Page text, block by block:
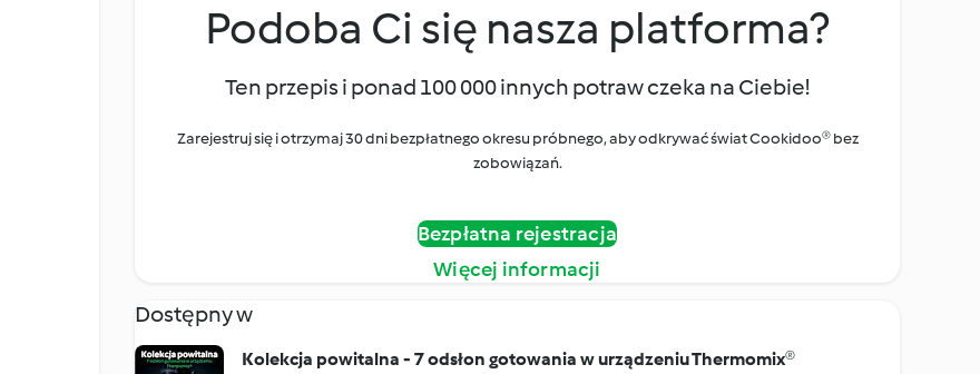
Podoba Ci się nasza platforma?
Ten przepis i ponad 100 000 innych potraw czeka na Ciebie!
Zarejestruj się i otrzymaj 30 dni bezpłatnego okresu próbnego, aby odkrywać świat Cookidoo® bez
zobowiązań.
Bezpłatna rejestracja
Więcej informacji
Dostępny w
Kolekcja powitalna - 7 odsłon gotowania w urządzeniu Thermomix®